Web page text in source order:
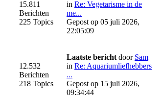
15.811
Berichten
225 Topics
in Re: Vegetarisme in de
me...
Gepost op 05 juli 2026,
22:05:09
12.532
Berichten
218 Topics
Laatste bericht door Sam
in Re: Aquariumliefhebbers
...
Gepost op 15 juli 2026,
09:34:44